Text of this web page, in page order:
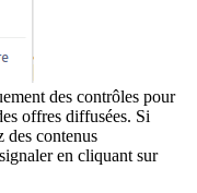
des contrôles pour
offres diffusées. Si
des contenus
en cliquant sur